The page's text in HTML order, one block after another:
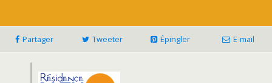
Partager Tweeter Épingler E-mail